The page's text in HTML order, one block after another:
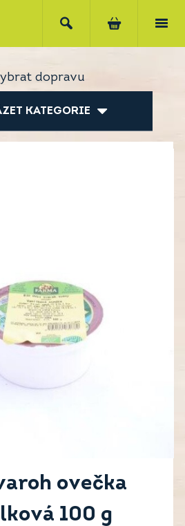
dopravu
KATEGORIE
ovečka
100 g